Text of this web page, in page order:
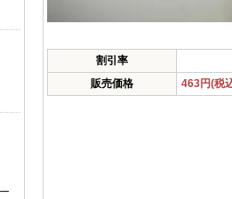
割引率
販売価格
463円(税